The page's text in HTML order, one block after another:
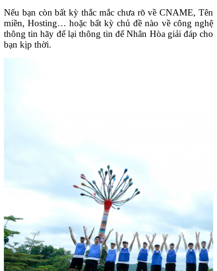
Nếu bạn còn bất kỳ thắc mắc chưa rõ về CNAME, Tên
miền, Hosting… hoặc bất kỳ chủ đề nào về công nghệ
thông tin hãy để lại thông tin để Nhân Hòa giải đáp cho
bạn kịp thời.